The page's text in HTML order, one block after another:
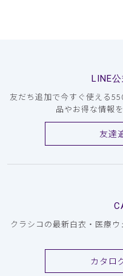
LINE
友だち追加で今すぐ使える
品やお得な情報
友達
クラシコの最新白衣・医療
カタロ